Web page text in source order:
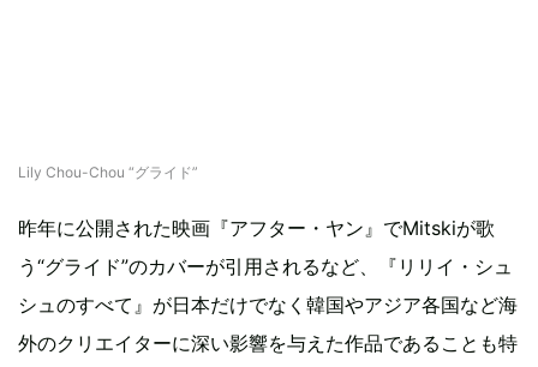
Lily Chou-Chou “グライド”
昨年に公開された映画『アフター・ヤン』でMitskiが歌
う“グライド”のカバーが引用されるなど、『リリイ・シュ
シュのすべて』が日本だけでなく韓国やアジア各国など海
外のクリエイターに深い影響を与えた作品であることも特